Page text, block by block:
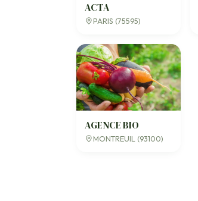
ACTA
PARIS (75595)
AGENCE BIO
MONTREUIL (93100)